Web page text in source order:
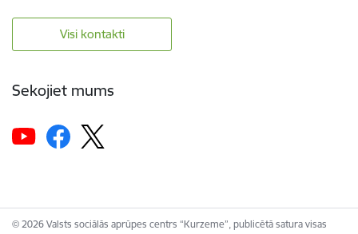
Visi kontakti
Sekojiet mums
© 2026 Valsts sociālās aprūpes centrs “Kurzeme”, publicētā satura visas